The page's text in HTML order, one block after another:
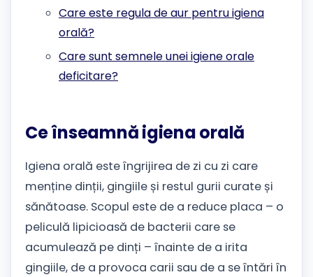
Care este regula de aur pentru igiena
orală?
Care sunt semnele unei igiene orale
deficitare?
Ce înseamnă igiena orală
Igiena orală este îngrijirea de zi cu zi care
menține dinții, gingiile și restul gurii curate și
sănătoase. Scopul este de a reduce placa – o
peliculă lipicioasă de bacterii care se
acumulează pe dinți – înainte de a irita
gingiile, de a provoca carii sau de a se întări în